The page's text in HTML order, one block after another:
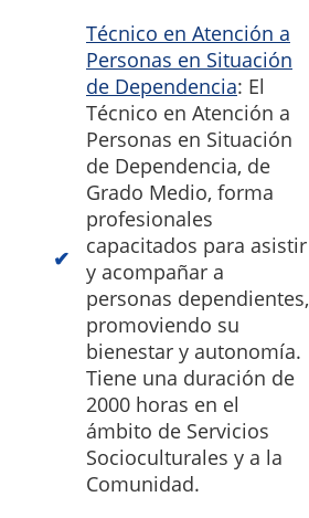
Técnico en Atención a
Personas en Situación
de Dependencia: El
Técnico en Atención a
Personas en Situación
de Dependencia, de
Grado Medio, forma
profesionales
capacitados para asistir
y acompañar a
personas dependientes,
promoviendo su
bienestar y autonomía.
Tiene una duración de
2000 horas en el
ámbito de Servicios
Socioculturales y a la
Comunidad.